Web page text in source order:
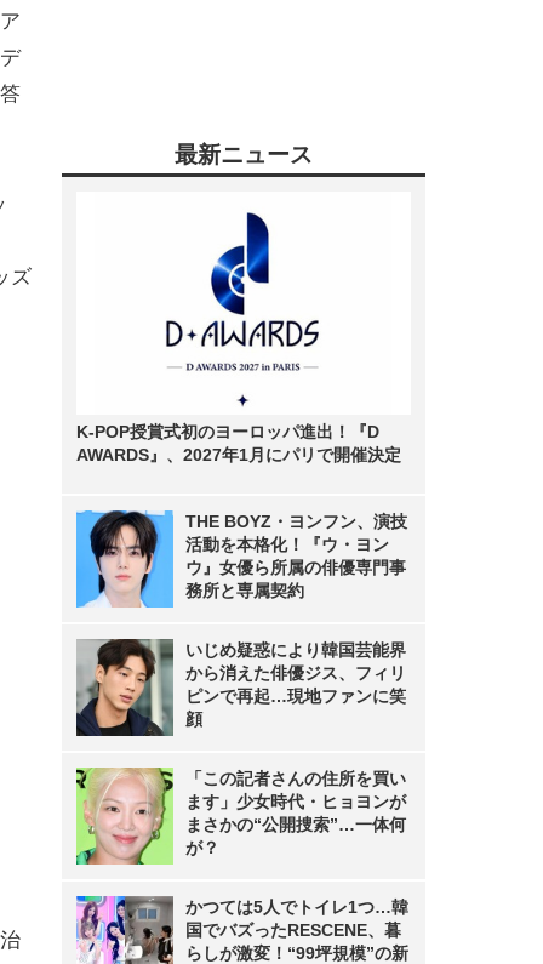
ズ
最新ニュース
K-POP授賞式初のヨーロッパ進出！『D
AWARDS』、2027年1月にパリで開催決定
THE BOYZ・ヨンフン、演技
活動を本格化！『ウ・ヨン
ウ』女優ら所属の俳優専門事
務所と専属契約
いじめ疑惑により韓国芸能界
から消えた俳優ジス、フィリ
ピンで再起…現地ファンに笑
顔
「この記者さんの住所を買い
ます」少女時代・ヒョヨンが
まさかの“公開捜索”…一体何
が？
かつては5人でトイレ1つ…韓
国でバズったRESCENE、暮
らしが激変！“99坪規模”の新